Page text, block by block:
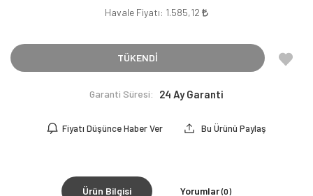
Havale Fiyatı: 1.585,12
TÜKENDİ
Garanti Süresi: 24 Ay Garanti
Fiyatı Düşünce Haber Ver Bu Ürünü Paylaş
Ürün Bilgisi Yorumlar(0)